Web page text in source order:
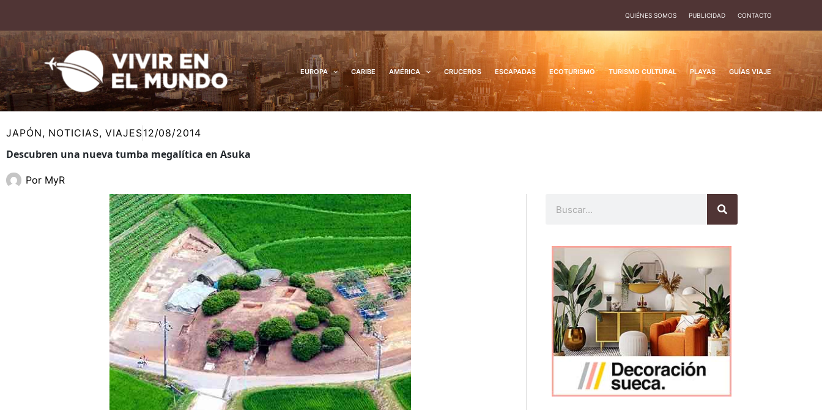
contenido
QUIÉNES SOMOS PUBLICIDAD CONTACTO
EUROPA CARIBE AMÉRICA CRUCEROS ESCAPADAS ECOTURISMO TURISMO CULTURAL PLAYAS GUÍAS VIAJE
JAPÓN, NOTICIAS,VIAJES12/08/2014
Descubren una nueva tumba megalítica en Asuka
Por MyR